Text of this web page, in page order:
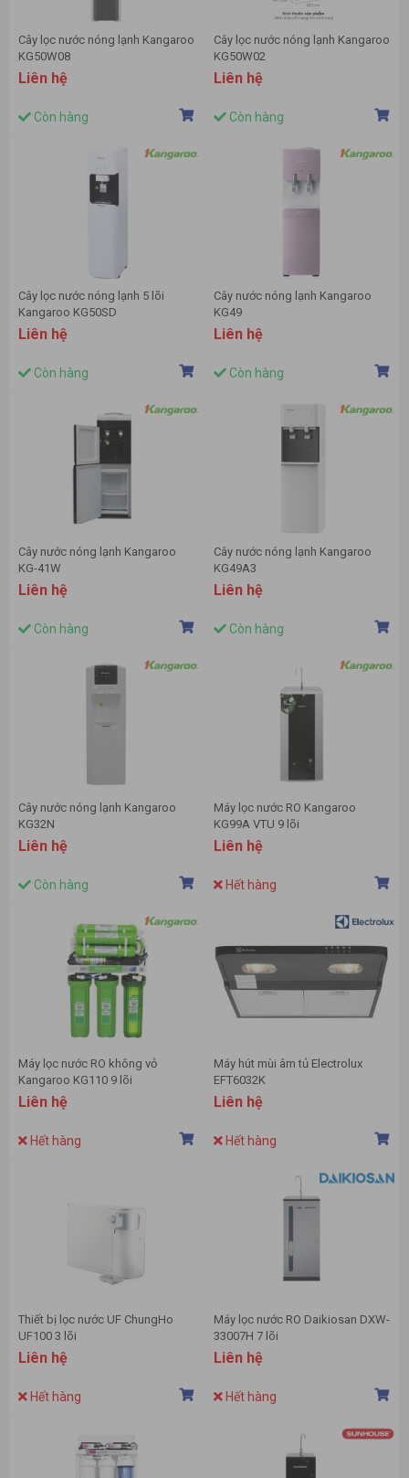
Cây lọc nước nóng lạnh Kangaroo
KG50W08
Liên hệ
Còn hàng
Cây lọc nước nóng lạnh Kangaroo
KG50W02
Liên hệ
Còn hàng
Cây lọc nước nóng lạnh 5 lõi
Kangaroo KG50SD
Liên hệ
Còn hàng
Cây nước nóng lạnh Kangaroo
KG49
Liên hệ
Còn hàng
Cây nước nóng lạnh Kangaroo
KG-41W
Liên hệ
Còn hàng
Cây nước nóng lạnh Kangaroo
KG49A3
Liên hệ
Còn hàng
Cây nước nóng lạnh Kangaroo
KG32N
Liên hệ
Còn hàng
Máy lọc nước RO Kangaroo
KG99A VTU 9 lõi
Liên hệ
Hết hàng
Máy lọc nước RO không vỏ
Kangaroo KG110 9 lõi
Liên hệ
Hết hàng
Máy hút mùi âm tủ Electrolux
EFT6032K
Liên hệ
Hết hàng
Thiết bị lọc nước UF ChungHo
UF100 3 lõi
Liên hệ
Hết hàng
Máy lọc nước RO Daikiosan DXW-
33007H 7 lõi
Liên hệ
Hết hàng